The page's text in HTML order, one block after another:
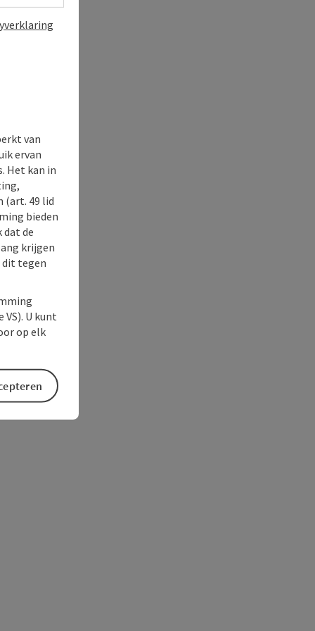
van
ervan
Het kan in
(art. 49 lid
bieden
dat de
krijgen
dit tegen
U kunt
op elk